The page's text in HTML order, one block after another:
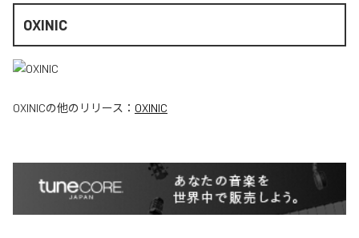
OXINIC
OXINICの他のリリース： OXINIC